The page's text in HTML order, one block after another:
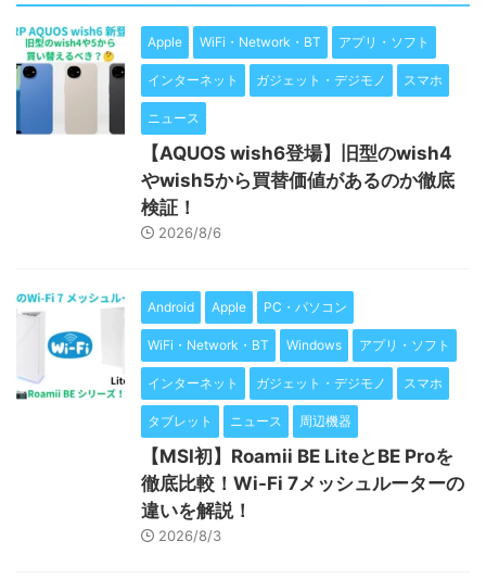
Apple WiFi・Network・BT アプリ・ソフト
インターネット ガジェット・デジモノ スマホ
ニュース
【AQUOS wish6登場】旧型のwish4
やwish5から買替価値があるのか徹底
検証！
2026/8/6
Android Apple PC・パソコン
WiFi・Network・BT Windows アプリ・ソフト
インターネット ガジェット・デジモノ スマホ
タブレット ニュース 周辺機器
【MSI初】Roamii BE LiteとBE Proを
徹底比較！Wi-Fi 7メッシュルーターの
違いを解説！
2026/8/3